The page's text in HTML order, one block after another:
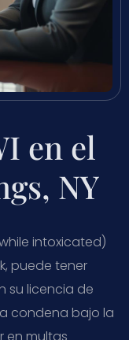
en el
NY
intoxicated)
puede tener
su licencia de
condena bajo la
en multas